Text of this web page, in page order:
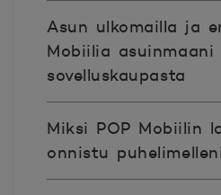
Asun ulkomailla ja
Mobiilia asuinmaani
sovelluskaupasta
Miksi POP Mobiilin
onnistu